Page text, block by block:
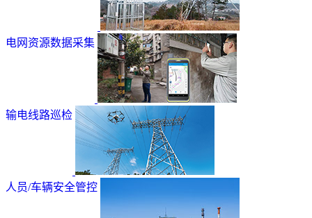
电网资源数据采集
输电线路巡检
人员/车辆安全管控